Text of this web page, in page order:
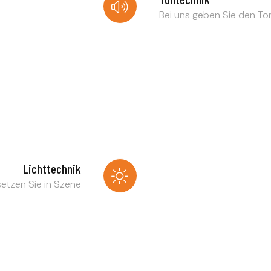
Bei uns geben Sie den
Lichttechnik
Sie in Szene